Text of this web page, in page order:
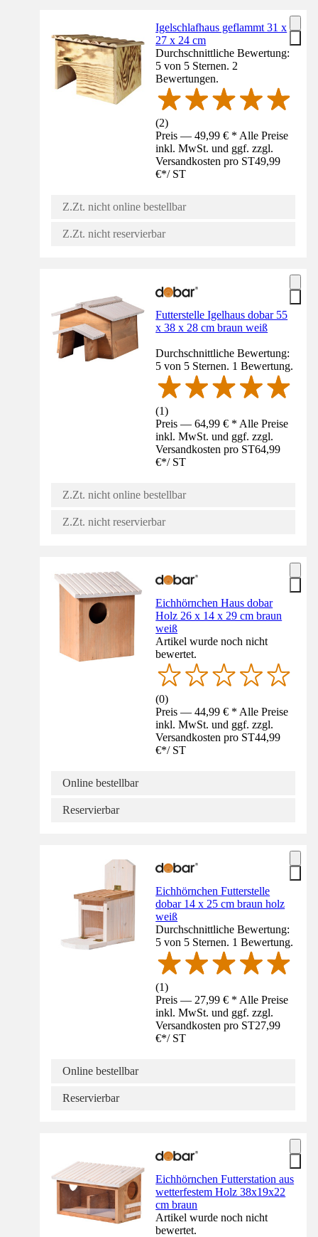
Igelschlafhaus geflammt 31 x
27 x 24 cm
Durchschnittliche Bewertung:
5 von 5 Sternen. 2
Bewertungen.
(2)
Preis — 49,99 € * Alle Preise
inkl. MwSt. und ggf. zzgl.
Versandkosten pro ST49,99
€*/ ST
Z.Zt. nicht online bestellbar
Z.Zt. nicht reservierbar
Futterstelle Igelhaus dobar 55
x 38 x 28 cm braun weiß
Durchschnittliche Bewertung:
5 von 5 Sternen. 1 Bewertung.
(1)
Preis — 64,99 € * Alle Preise
inkl. MwSt. und ggf. zzgl.
Versandkosten pro ST64,99
€*/ ST
Z.Zt. nicht online bestellbar
Z.Zt. nicht reservierbar
Eichhörnchen Haus dobar
Holz 26 x 14 x 29 cm braun
weiß
Artikel wurde noch nicht
bewertet.
(0)
Preis — 44,99 € * Alle Preise
inkl. MwSt. und ggf. zzgl.
Versandkosten pro ST44,99
€*/ ST
Online bestellbar
Reservierbar
Eichhörnchen Futterstelle
dobar 14 x 25 cm braun holz
weiß
Durchschnittliche Bewertung:
5 von 5 Sternen. 1 Bewertung.
(1)
Preis — 27,99 € * Alle Preise
inkl. MwSt. und ggf. zzgl.
Versandkosten pro ST27,99
€*/ ST
Online bestellbar
Reservierbar
Eichhörnchen Futterstation aus
wetterfestem Holz 38x19x22
cm braun
Artikel wurde noch nicht
bewertet.